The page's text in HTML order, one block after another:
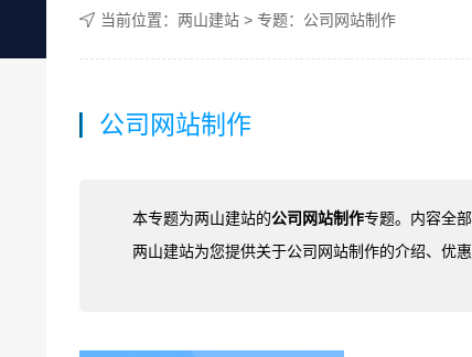
当前位置： 两山建站 > 专题：公司网站制作
公司网站制作
本专题为两山建站的公司网站制作专题。内容全
两山建站为您提供关于公司网站制作的介绍、优